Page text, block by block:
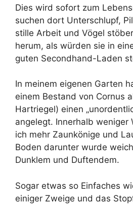
Dies wird sofort zum
suchen dort Unterschlupf,
stille Arbeit und Vögel
herum, als würden sie in
guten Secondhand-Laden
In meinem eigenen Garten
einem Bestand von Cornus
Hartriegel) einen
angelegt. Innerhalb weniger
ich mehr Zaunkönige und
Boden darunter wurde
Dunklem und Duftendem.
Sogar etwas so Einfaches
einiger Zweige und das